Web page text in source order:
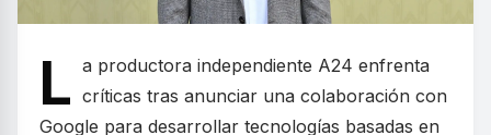
L a productora independiente A24 enfrenta
críticas tras anunciar una colaboración con
Google para desarrollar tecnologías basadas en